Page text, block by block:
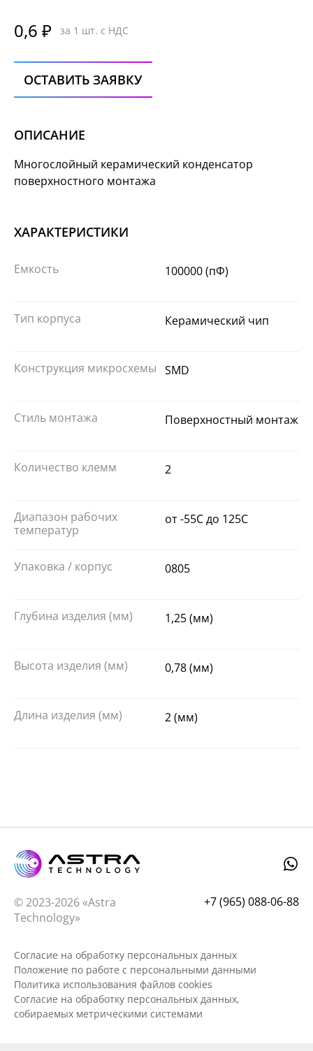
0,6 ₽ за 1 шт. с НДС
ОСТАВИТЬ ЗАЯВКУ
ОПИСАНИЕ
Многослойный керамический конденсатор
поверхностного монтажа
ХАРАКТЕРИСТИКИ
Емкость 100000 (пФ)
Тип корпуса Керамический чип
Конструкция микросхемы SMD
Стиль монтажа Поверхностный монтаж
Количество клемм 2
Диапазон рабочих
температур
от -55C до 125C
Упаковка / корпус 0805
Глубина изделия (мм) 1,25 (мм)
Высота изделия (мм) 0,78 (мм)
Длина изделия (мм) 2 (мм)
© 2023-2026 «Astra
Technology»
+7 (965) 088-06-88
Согласие на обработку персональных данных
Положение по работе с персональными данными
Политика использования файлов cookies
Согласие на обработку персональных данных,
собираемых метрическими системами